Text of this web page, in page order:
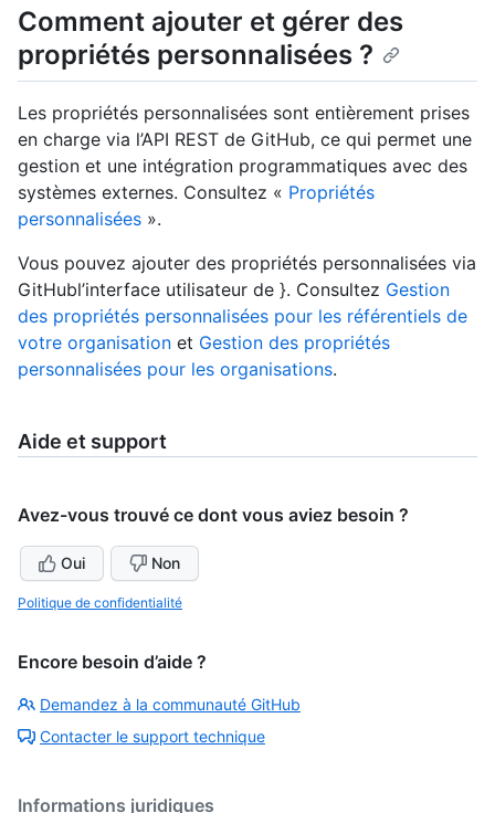
Comment ajouter et gérer des
propriétés personnalisées ?
Les propriétés personnalisées sont entièrement prises
en charge via l’API REST de GitHub, ce qui permet une
gestion et une intégration programmatiques avec des
systèmes externes. Consultez « Propriétés
personnalisées ».
Vous pouvez ajouter des propriétés personnalisées via
GitHubl’interface utilisateur de }. Consultez Gestion
des propriétés personnalisées pour les référentiels de
votre organisation et Gestion des propriétés
personnalisées pour les organisations.
Aide et support
Avez-vous trouvé ce dont vous aviez besoin ?
Oui Non
Politique de confidentialité
Encore besoin d’aide ?
Demandez à la communauté GitHub
Contacter le support technique
Informations juridiques